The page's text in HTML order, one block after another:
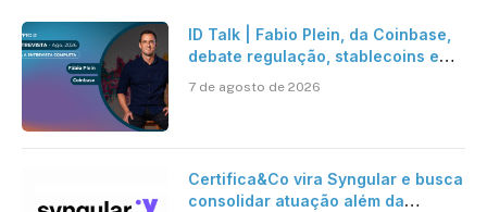
ID Talk | Fabio Plein, da Coinbase,
debate regulação, stablecoins e
7 de agosto de 2026
Certifica&Co vira Syngular e busca
consolidar atuação além da